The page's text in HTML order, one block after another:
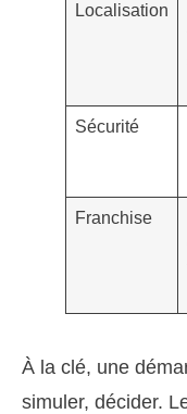
Localisation
Sécurité
Franchise
À la clé, une
simuler, décider.